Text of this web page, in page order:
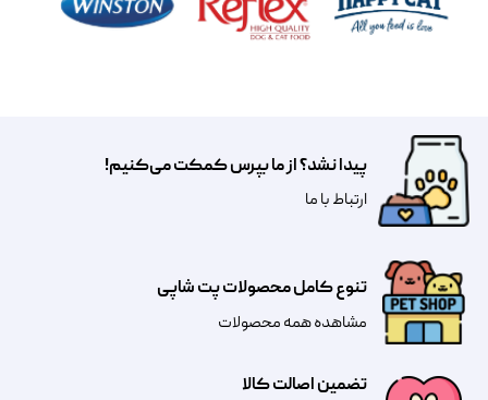
تضمین اصالت کالا
تنوع کامل محصولات پت شاپی
مشاهده همه محصولات
پیدا نشد؟ از ما بپرس کمکت می‌کنیم!
​​​ارتباط با ما